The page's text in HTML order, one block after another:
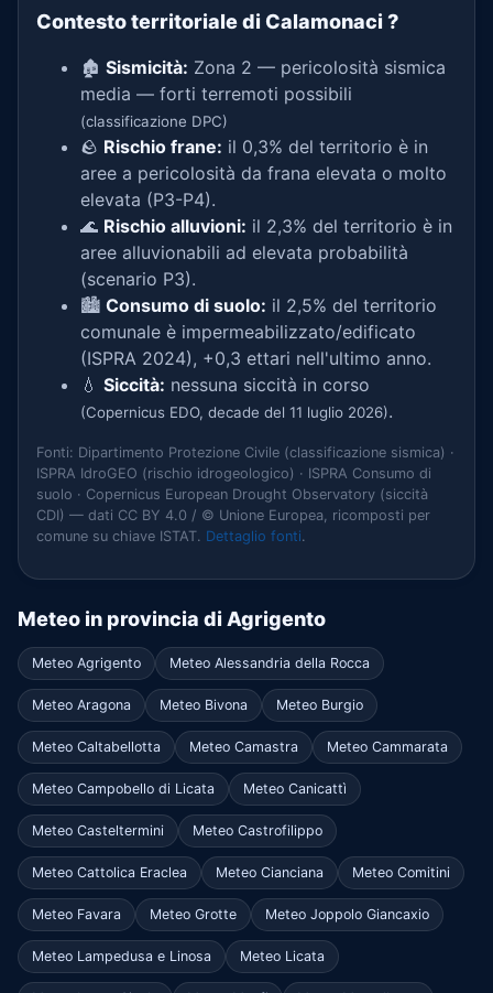
Contesto territoriale di Calamonaci ?
🏚️ Sismicità: Zona 2 — pericolosità sismica
media — forti terremoti possibili
(classificazione DPC)
🪨 Rischio frane: il 0,3% del territorio è in
aree a pericolosità da frana elevata o molto
elevata (P3-P4).
🌊 Rischio alluvioni: il 2,3% del territorio è in
aree alluvionabili ad elevata probabilità
(scenario P3).
🏙️ Consumo di suolo: il 2,5% del territorio
comunale è impermeabilizzato/edificato
(ISPRA 2024), +0,3 ettari nell'ultimo anno.
💧 Siccità: nessuna siccità in corso
(Copernicus EDO, decade del 11 luglio 2026).
Fonti: Dipartimento Protezione Civile (classificazione sismica) ·
ISPRA IdroGEO (rischio idrogeologico) · ISPRA Consumo di
suolo · Copernicus European Drought Observatory (siccità
CDI) — dati CC BY 4.0 / © Unione Europea, ricomposti per
comune su chiave ISTAT. Dettaglio fonti.
Meteo in provincia di Agrigento
Meteo Agrigento Meteo Alessandria della Rocca
Meteo Aragona Meteo Bivona Meteo Burgio
Meteo Caltabellotta Meteo Camastra Meteo Cammarata
Meteo Campobello di Licata Meteo Canicattì
Meteo Casteltermini Meteo Castrofilippo
Meteo Cattolica Eraclea Meteo Cianciana Meteo Comitini
Meteo Favara Meteo Grotte Meteo Joppolo Giancaxio
Meteo Lampedusa e Linosa Meteo Licata